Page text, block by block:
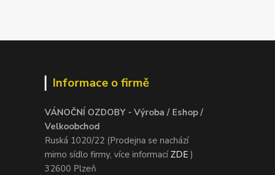
Informace o firmě
VÁNOČNÍ OZDOBY - Výroba / Eshop /
Velkoobchod
Ruská 1020/22 (Prodejna se nachází
mimo sídlo firmy, více informací ZDE )
32600 Plzeň